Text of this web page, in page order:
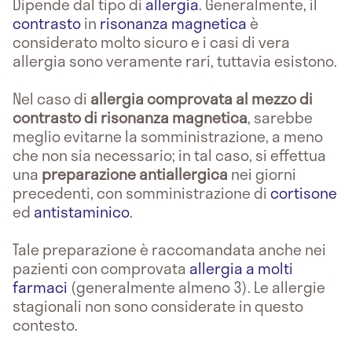
contrastoin risonanza magneticaè
considerato molto sicuro e i casi di vera
allergia sono veramente rari, tuttavia esistono.
Nel caso di allergia comprovata al mezzo di
contrasto di risonanza magnetica, sarebbe
meglio evitarne la somministrazione, a meno
che non sia necessario; in tal caso, si effettua
una preparazione antiallergica nei giorni
precedenti, con somministrazione dicortisone
ed antistaminico.
Tale preparazione è raccomandata anche nei
pazienti con comprovata allergia a molti
farmaci (generalmente almeno 3). Le allergie
stagionali non sono considerate in questo
contesto.